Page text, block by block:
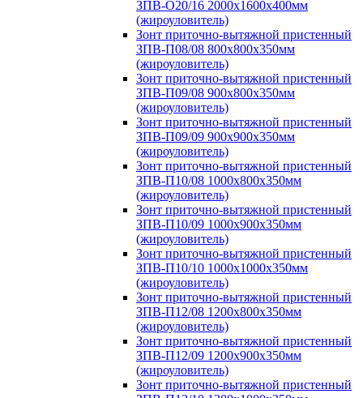
ЗПВ-О20/16 2000х1600х400мм
(жироуловитель)
Зонт приточно-вытяжной пристенный
ЗПВ-П08/08 800х800х350мм
(жироуловитель)
Зонт приточно-вытяжной пристенный
ЗПВ-П09/08 900х800х350мм
(жироуловитель)
Зонт приточно-вытяжной пристенный
ЗПВ-П09/09 900х900х350мм
(жироуловитель)
Зонт приточно-вытяжной пристенный
ЗПВ-П10/08 1000х800х350мм
(жироуловитель)
Зонт приточно-вытяжной пристенный
ЗПВ-П10/09 1000х900х350мм
(жироуловитель)
Зонт приточно-вытяжной пристенный
ЗПВ-П10/10 1000х1000х350мм
(жироуловитель)
Зонт приточно-вытяжной пристенный
ЗПВ-П12/08 1200х800х350мм
(жироуловитель)
Зонт приточно-вытяжной пристенный
ЗПВ-П12/09 1200х900х350мм
(жироуловитель)
Зонт приточно-вытяжной пристенный